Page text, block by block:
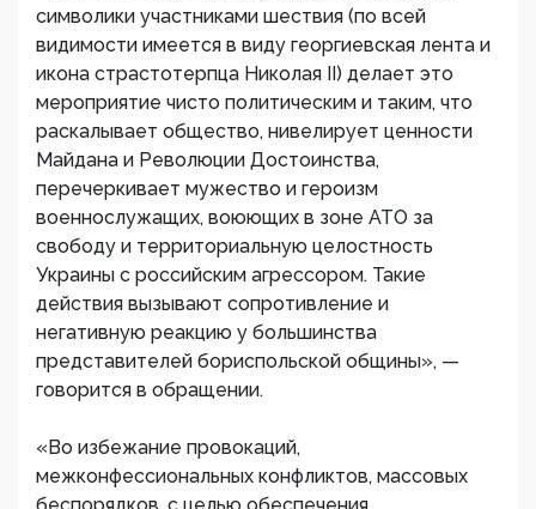
символики участниками шествия (по всей
видимости имеется в виду георгиевская лента и
икона страстотерпца Николая II) делает это
мероприятие чисто политическим и таким, что
раскалывает общество, нивелирует ценности
Майдана и Революции Достоинства,
перечеркивает мужество и героизм
военнослужащих, воюющих в зоне АТО за
свободу и территориальную целостность
Украины с российским агрессором. Такие
действия вызывают сопротивление и
негативную реакцию у большинства
представителей бориспольской общины», —
говорится в обращении.
«Во избежание провокаций,
межконфессиональных конфликтов, массовых